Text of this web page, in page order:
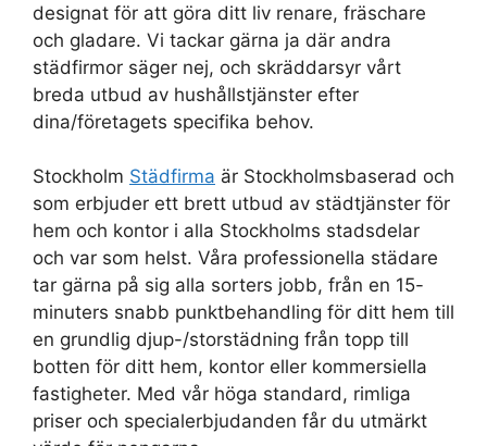
designat för att göra ditt liv renare, fräschare
och gladare. Vi tackar gärna ja där andra
städfirmor säger nej, och skräddarsyr vårt
breda utbud av hushållstjänster efter
dina/företagets specifika behov.
Stockholm Städfirma är Stockholmsbaserad och
som erbjuder ett brett utbud av städtjänster för
hem och kontor i alla Stockholms stadsdelar
och var som helst. Våra professionella städare
tar gärna på sig alla sorters jobb, från en 15-
minuters snabb punktbehandling för ditt hem till
en grundlig djup-/storstädning från topp till
botten för ditt hem, kontor eller kommersiella
fastigheter. Med vår höga standard, rimliga
priser och specialerbjudanden får du utmärkt